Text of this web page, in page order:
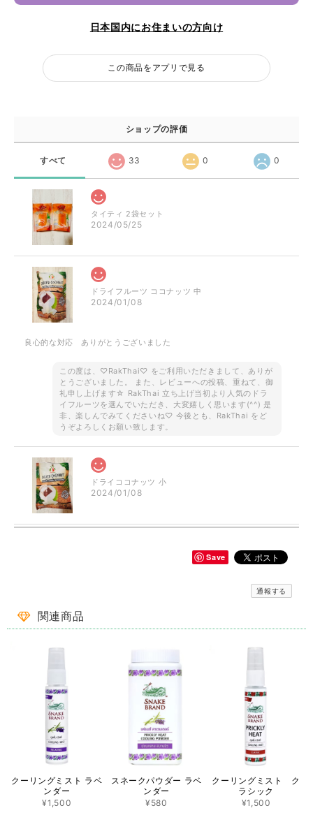
日本国内にお住まいの方向け
この商品をアプリで見る
ショップの評価
すべて 33 0 0
タイティ 2袋セット
2024/05/25
ドライフルーツ ココナッツ 中
2024/01/08
良心的な対応 ありがとうございました
この度は、♡RakThai♡ をご利用いただきまして、ありが
とうございました。 また、レビューへの投稿、重ねて、御
礼申し上げます☆ RakThai 立ち上げ当初より人気のドラ
イフルーツを選んでいただき、大変嬉しく思います(^^) 是
非、楽しんでみてくださいね♡ 今後とも、RakThai をど
うぞよろしくお願い致します。
ドライココナッツ 小
2024/01/08
ご予約品です！ ロータス 半袖シャツ ブラウン
一目惚れ✾で即買いしました。見たままのとっても素敵なでした✨とて
も敏速、丁寧な対応で、本当に良いお買い物出来ました。有難うござい
この度は ♡RakThai♡ をご利用いただき、ありがとうご
ざいました。また、レビューへの投稿、重ねてありがとう
ございます(^^) 一目惚れでご購入ということで、大変嬉し
く思います。 パッと目を惹く蓮模様♡ たくさん使ってい
ただけたら幸いです(o^^o) 今後とも、RakThaiをどうぞよ
ろしくお願い致します☆
2022/08/14
Save
通報する
関連商品
クーリングミスト ラベ
ンダー
¥1,500
スネークパウダー ラベ
ンダー
¥580
クーリングミスト ク
ラシック
¥1,500